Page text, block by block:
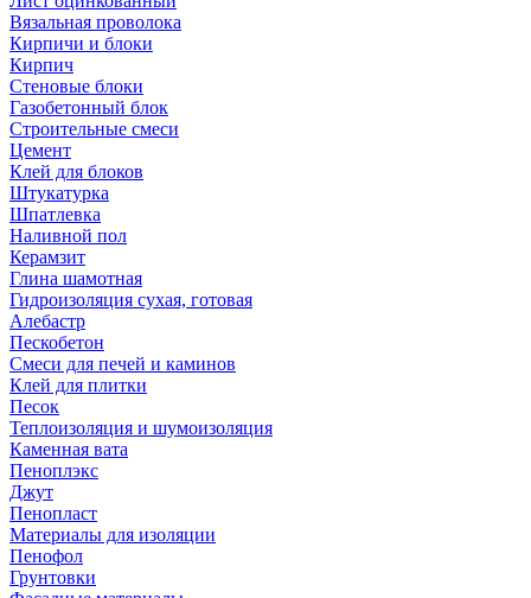
Вязальная проволока
Кирпичи и блоки
Кирпич
Стеновые блоки
Газобетонный блок
Строительные смеси
Цемент
Клей для блоков
Штукатурка
Шпатлевка
Наливной пол
Керамзит
Глина шамотная
Гидроизоляция сухая, готовая
Алебастр
Пескобетон
Смеси для печей и каминов
Клей для плитки
Песок
Теплоизоляция и шумоизоляция
Каменная вата
Пеноплэкс
Джут
Пенопласт
Материалы для изоляции
Пенофол
Грунтовки